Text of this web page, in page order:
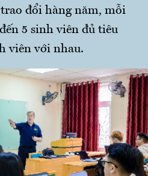
đổi hàng năm, mỗi
5 sinh viên đủ tiêu
viên với nhau.